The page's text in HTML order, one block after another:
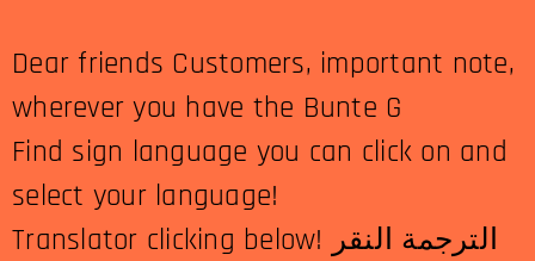
Dear friends Customers, important note,
wherever you have the Bunte G
Find sign language you can click on and
select your language!
Translator clicking below! الترجمة النقر